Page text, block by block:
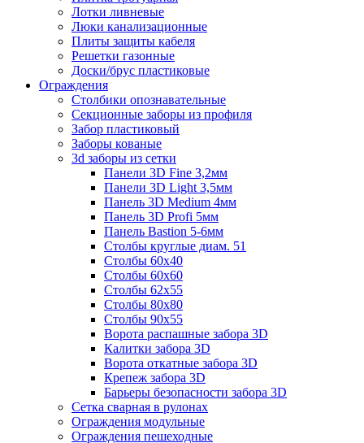
Лотки ливневые
Люки канализационные
Плиты защиты кабеля
Решетки газонные
Доски/брус пластиковые
Ограждения
Столбики опознавательные
Секционные заборы из профиля
Забор пластиковый
Заборы кованые
3d заборы из сетки
Панели 3D Fine 3,2мм
Панели 3D Light 3,5мм
Панель 3D Medium 4мм
Панель 3D Profi 5мм
Панель Bastion 5-6мм
Столбы круглые диам. 51
Столбы 60х40
Столбы 60х60
Столбы 62х55
Столбы 80х80
Столбы 90х55
Ворота распашные забора 3D
Калитки забора 3D
Ворота откатные забора 3D
Крепеж забора 3D
Барьеры безопасности забора 3D
Сетка сварная в рулонах
Ограждения модульные
Ограждения пешеходные